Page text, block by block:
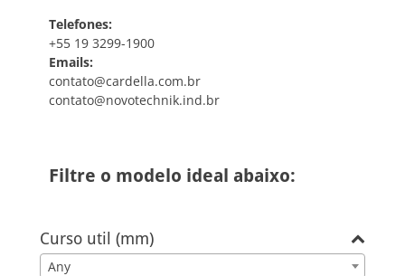
Telefones:
+55 19 3299-1900
Emails:
contato@cardella.com.br
contato@novotechnik.ind.br
Filtre o modelo ideal abaixo:
Curso util (mm)
Any